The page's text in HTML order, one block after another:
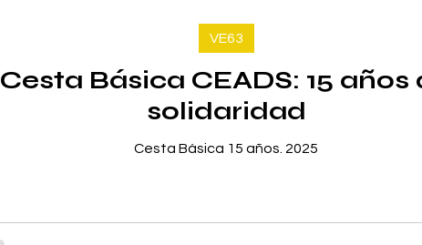
Cesta Básica CEADS: 15 años
solidaridad
Cesta Básica 15 años. 2025
VE63